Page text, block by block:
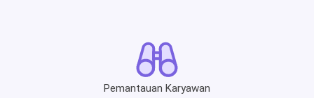
Pemantauan Karyawan